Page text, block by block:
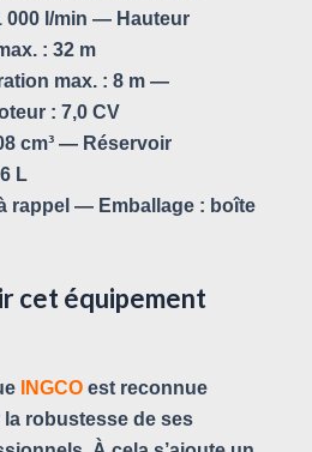
000 l/min — Hauteur
: 32 m
max. : 8 m —
: 7,0 CV
cm³ — Réservoir
L
rappel — Emballage : boîte
cet équipement
INGCO est reconnue
robustesse de ses